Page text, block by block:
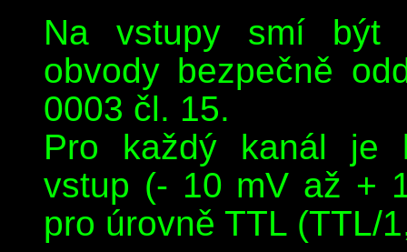
Na vstupy smí být
obvody bezpečně
0003 čl. 15.
Pro každý kanál je
vstup (- 10 mV až +
pro úrovně TTL (TTL/